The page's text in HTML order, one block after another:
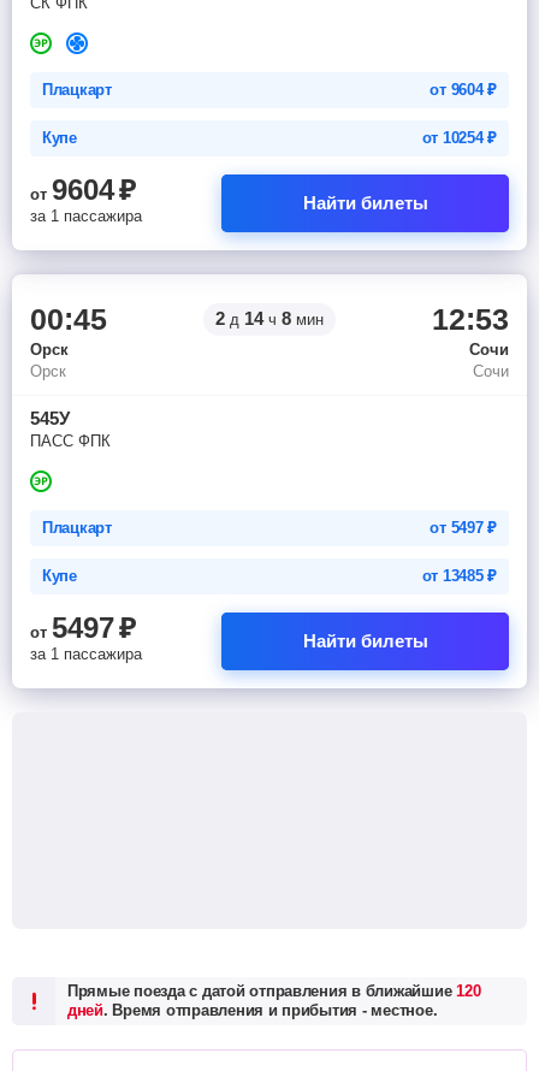
Плацкарт от 9604₽
Купе от 10254₽
от 9604₽
за 1 пассажира
Найти билеты
00:45 2 д 14ч 8 мин 12:53
Орск
Сочи
Орск
Сочи
545У
ПАСС ФПК
Плацкарт от 5497₽
Купе от 13485₽
от 5497₽
за 1 пассажира
Найти билеты
Прямые поезда с датой отправления в ближайшие120
дней. Время отправления и прибытия - местное.